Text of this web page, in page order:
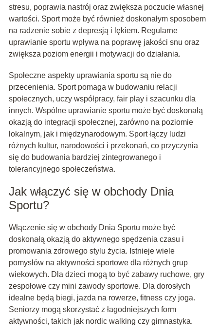
stresu, poprawia nastrój oraz zwiększa poczucie własnej
wartości. Sport może być również doskonałym sposobem
na radzenie sobie z depresją i lękiem. Regularne
uprawianie sportu wpływa na poprawę jakości snu oraz
zwiększa poziom energii i motywacji do działania.
Społeczne aspekty uprawiania sportu są nie do
przecenienia. Sport pomaga w budowaniu relacji
społecznych, uczy współpracy, fair play i szacunku dla
innych. Wspólne uprawianie sportu może być doskonałą
okazją do integracji społecznej, zarówno na poziomie
lokalnym, jak i międzynarodowym. Sport łączy ludzi
różnych kultur, narodowości i przekonań, co przyczynia
się do budowania bardziej zintegrowanego i
tolerancyjnego społeczeństwa.
Jak włączyć się w obchody Dnia
Sportu?
Włączenie się w obchody Dnia Sportu może być
doskonałą okazją do aktywnego spędzenia czasu i
promowania zdrowego stylu życia. Istnieje wiele
pomysłów na aktywności sportowe dla różnych grup
wiekowych. Dla dzieci mogą to być zabawy ruchowe, gry
zespołowe czy mini zawody sportowe. Dla dorosłych
idealne będą biegi, jazda na rowerze, fitness czy joga.
Seniorzy mogą skorzystać z łagodniejszych form
aktywności, takich jak nordic walking czy gimnastyka.